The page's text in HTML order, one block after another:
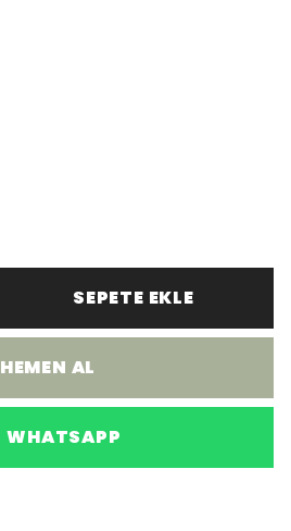
SEPETE EKLE
HEMEN AL
WHATSAPP